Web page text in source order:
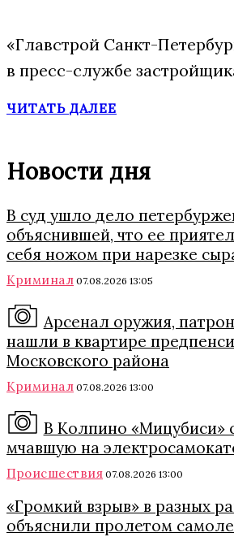
«Главстрой Санкт-
в пресс-службе
ЧИТАТЬ ДАЛЕЕ
Новости дня
В суд ушло дело
объяснившей, что ее
себя ножом при нарезке
Криминал 07.08.2026 13:05
Арсенал оружия,
нашли в квартире
Московского района
Криминал 07.08.2026 13:00
В Колпино «Мицубиси»
мчавшую на
Происшествия 07.08.2026 13:00
«Громкий взрыв» в разных
объяснили пролетом